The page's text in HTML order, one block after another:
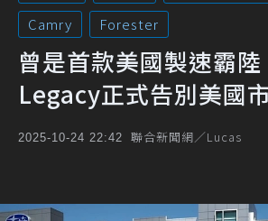
Camry
Forester
曾是首款美國製速霸
Legacy正式告別美國
2025-10-24 22:42 聯合新聞網／Lucas